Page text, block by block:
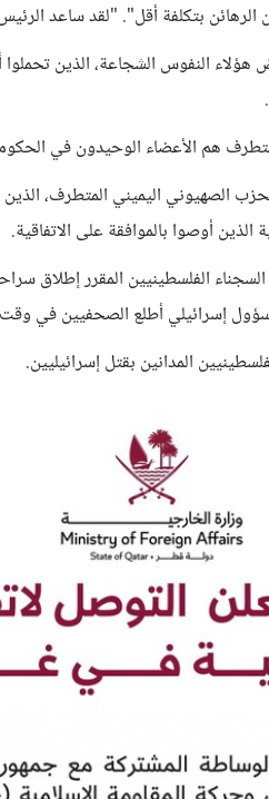
بتكلفة أقل". "لقد ساعد
هؤلاء النفوس الشجاعة، الذين
هم الأعضاء الوحيدون في
الصهيوني اليميني المتطرف،
أوصوا بالموافقة على الاتفاقية.
أسماء السجناء الفلسطينيين المقرر
إسرائيلي أطلع الصحفيين في وقت
المدانين بقتل إسرائيليين.